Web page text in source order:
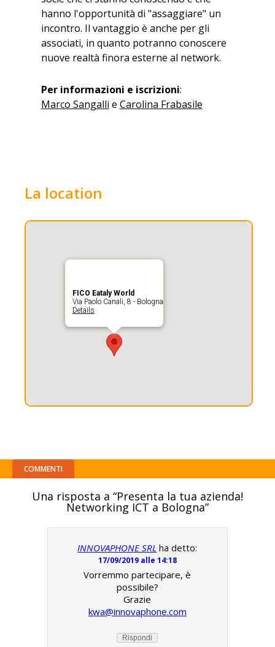
hanno l'opportunità di "assaggiare" un
incontro. Il vantaggio è anche per gli
associati, in quanto potranno conoscere
nuove realtà finora esterne al network.
Per informazioni e iscrizioni:
Marco Sangalli e Carolina Frabasile
La location
FICO Eataly World
Via Paolo Canali, 8 - Bologna
Details
COMMENTI
Una risposta a “Presenta la tua azienda!
Networking ICT a Bologna”
INNOVAPHONE SRL ha detto:
17/09/2019 alle 14:18
Vorremmo partecipare, è
possibile?
Grazie
kwa@innovaphone.com
Rispondi